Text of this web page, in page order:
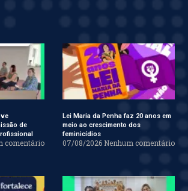
de
comentário
Lei Maria da Penha faz 20 anos em
meio ao crescimento dos
feminicídios
07/08/2026 Nenhum comentário